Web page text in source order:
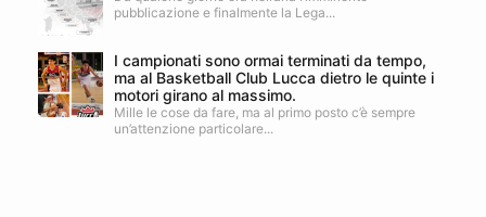
pubblicazione e finalmente la Lega...
I campionati sono ormai terminati da tempo,
ma al Basketball Club Lucca dietro le quinte i
motori girano al massimo.
Mille le cose da fare, ma al primo posto c’è sempre
un’attenzione particolare...